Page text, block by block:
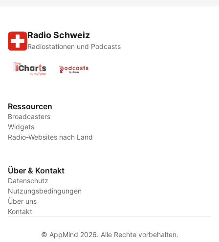
Radio Schweiz
Radiostationen und Podcasts
Ressourcen
Broadcasters
Widgets
Radio-Websites nach Land
Über & Kontakt
Datenschutz
Nutzungsbedingungen
Über uns
Kontakt
© AppMind 2026. Alle Rechte vorbehalten.